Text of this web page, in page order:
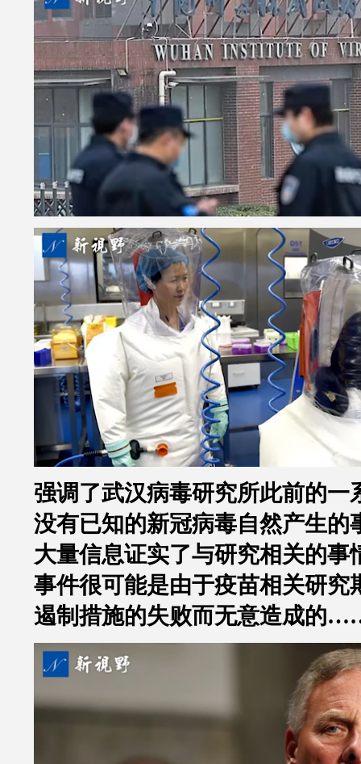
强调了武汉病毒研究所此前的一
没有已知的新冠病毒自然产生的
大量信息证实了与研究相关的事
事件很可能是由于疫苗相关研究
遏制措施的失败而无意造成的